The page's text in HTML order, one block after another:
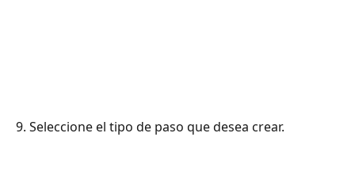
9. Seleccione el tipo de paso que desea crear.